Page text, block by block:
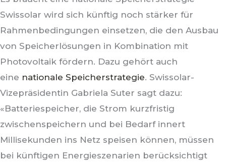
Swissolar wird sich künftig noch stärker für
Rahmenbedingungen einsetzen, die den Ausbau
von Speicherlösungen in Kombination mit
Photovoltaik fördern. Dazu gehört auch
eine nationale Speicherstrategie. Swissolar-
Vizepräsidentin Gabriela Suter sagt dazu:
«Batteriespeicher, die Strom kurzfristig
zwischenspeichern und bei Bedarf innert
Millisekunden ins Netz speisen können, müssen
bei künftigen Energieszenarien berücksichtigt